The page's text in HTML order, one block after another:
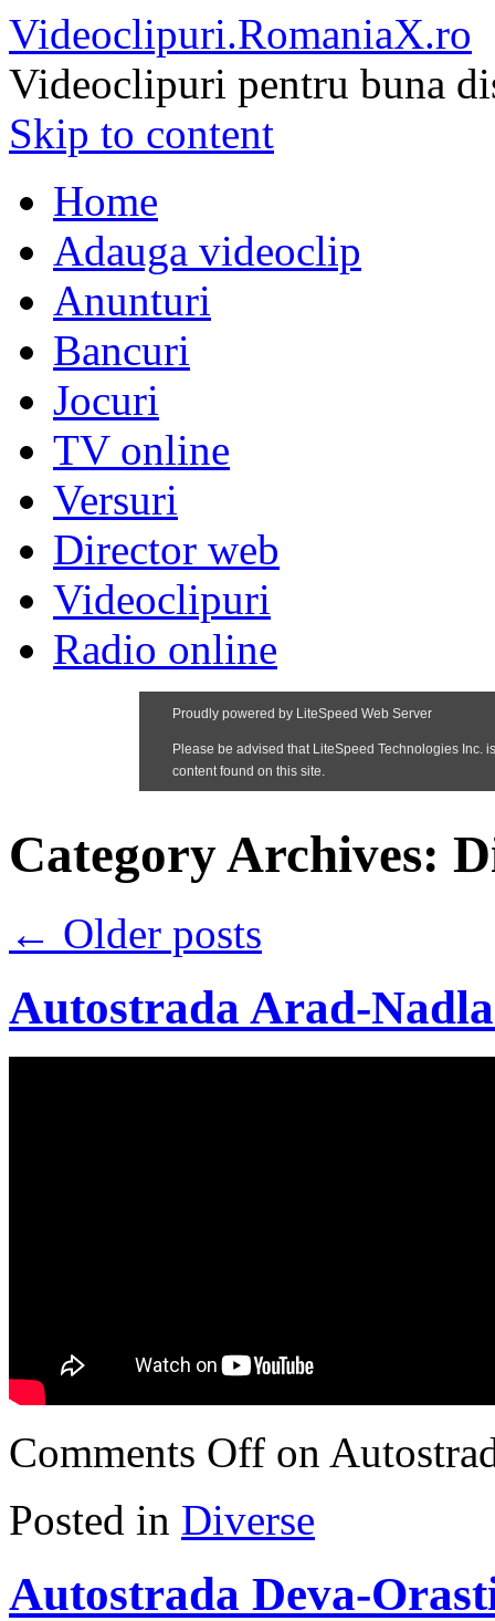
Videoclipuri.RomaniaX.ro
Videoclipuri pentru buna
Skip to content
Home
Adauga videoclip
Anunturi
Bancuri
Jocuri
TV online
Versuri
Director web
Videoclipuri
Radio online
Category Archives:
← Older posts
Autostrada Arad-
Comments Off on
Posted in Diverse
Autostrada Deva-